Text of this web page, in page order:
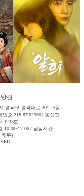
침
송파구 송파대로 201, B동
호 218-87-02390 | 통신판
-3233호
10:00~17:00 / 점심시간
휴무)